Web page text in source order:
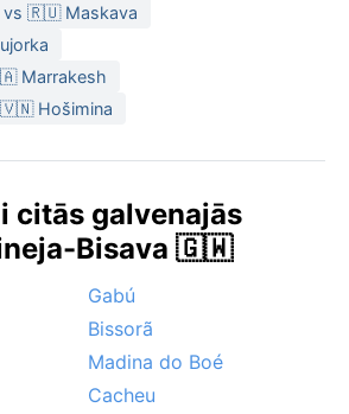
vs 🇷🇺 Maskava
Marrakesh
Hošimina
citās galvenajās
Bisava 🇬🇼
Gabú
Bissorã
Madina do Boé
Cacheu